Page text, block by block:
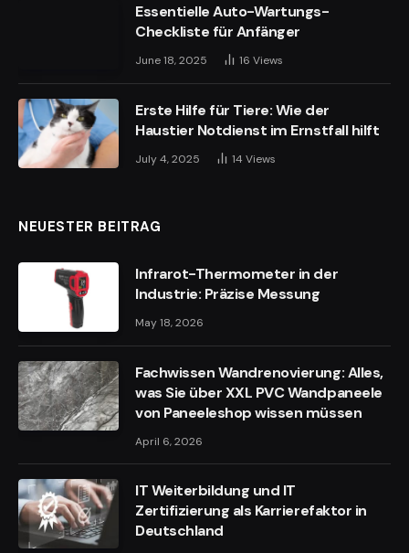
Essentielle Auto-Wartungs-
Checkliste für Anfänger
June 18, 2025 16 Views
Erste Hilfe für Tiere: Wie der
Haustier Notdienst im Ernstfall hilft
July 4, 2025 14 Views
NEUESTER BEITRAG
Infrarot-Thermometer in der
Industrie: Präzise Messung
May 18, 2026
Fachwissen Wandrenovierung: Alles,
was Sie über XXL PVC Wandpaneele
von Paneeleshop wissen müssen
April 6, 2026
IT Weiterbildung und IT
Zertifizierung als Karrierefaktor in
Deutschland